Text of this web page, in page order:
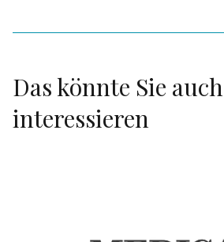
Das könnte Sie auch
interessieren